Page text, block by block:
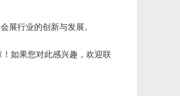
展行业的创新与发展。
如果您对此感兴趣，欢迎联